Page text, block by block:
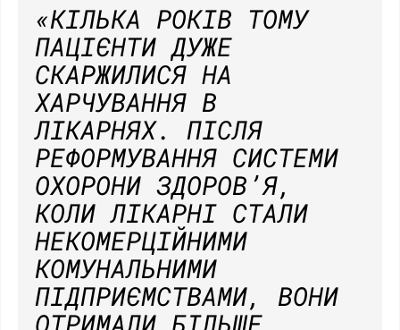
«КІЛЬКА РОКІВ ТОМУ
ПАЦІЄНТИ ДУЖЕ
СКАРЖИЛИСЯ НА
ХАРЧУВАННЯ В
ЛІКАРНЯХ. ПІСЛЯ
РЕФОРМУВАННЯ СИСТЕМИ
ОХОРОНИ ЗДОРОВʼЯ,
КОЛИ ЛІКАРНІ СТАЛИ
НЕКОМЕРЦІЙНИМИ
КОМУНАЛЬНИМИ
ПІДПРИЄМСТВАМИ, ВОНИ